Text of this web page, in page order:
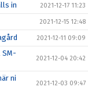
in 2021-12-17 11:23
2021-12-15 12:48
2021-12-11 09:09
SM-
2021-12-04 20:42
ni
2021-12-03 09:47